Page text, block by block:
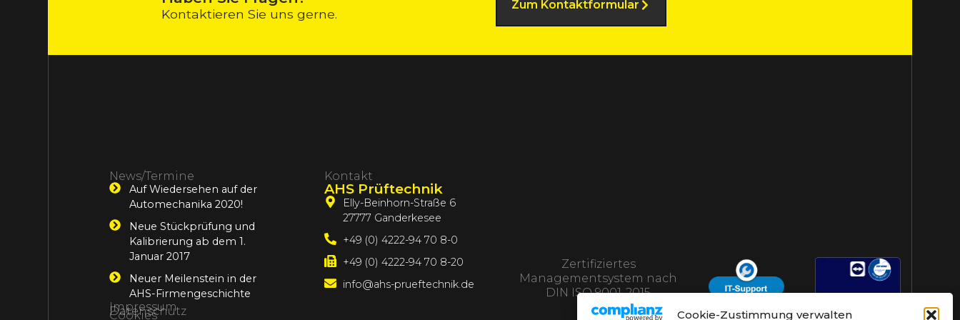
Cookie-Zustimmung verwalten
Kontaktieren Sie uns gerne.
Zum Kontaktformular
News/Termine
Auf Wiedersehen auf der
Automechanika 2020!
Neue Stückprüfung und
Kalibrierung ab dem 1.
Januar 2017
Neuer Meilenstein in der
AHS-Firmengeschichte
Impressum
Datenschutz
Cookies
Kontakt
AHS Prüftechnik
Elly-Beinhorn-Straße 6
27777 Ganderkesee
+49 (0) 4222-94 70 8-0
+49 (0) 4222-94 70 8-20
info@ahs-prueftechnik.de
Zertifiziertes
Managementsystem nach
DIN ISO 9001-2015
AHS-Helpdesk